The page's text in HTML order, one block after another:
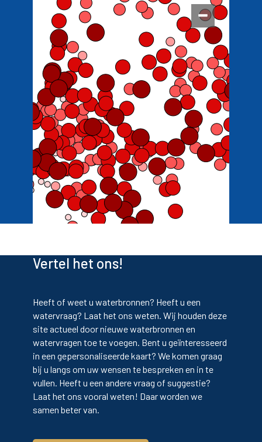
Vertel het ons!
Heeft of weet u waterbronnen? Heeft u een
watervraag? Laat het ons weten. Wij houden deze
site actueel door nieuwe waterbronnen en
watervragen toe te voegen. Bent u geïnteresseerd
in een gepersonaliseerde kaart? We komen graag
bij u langs om uw wensen te bespreken en in te
vullen. Heeft u een andere vraag of suggestie?
Laat het ons vooral weten! Daar worden we
samen beter van.